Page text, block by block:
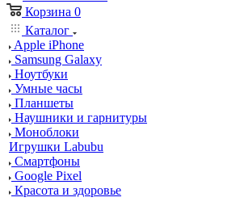
Корзина 0
Каталог
Apple iPhone
Samsung Galaxy
Ноутбуки
Умные часы
Планшеты
Наушники и гарнитуры
Моноблоки
Игрушки Labubu
Смартфоны
Google Pixel
Красота и здоровье